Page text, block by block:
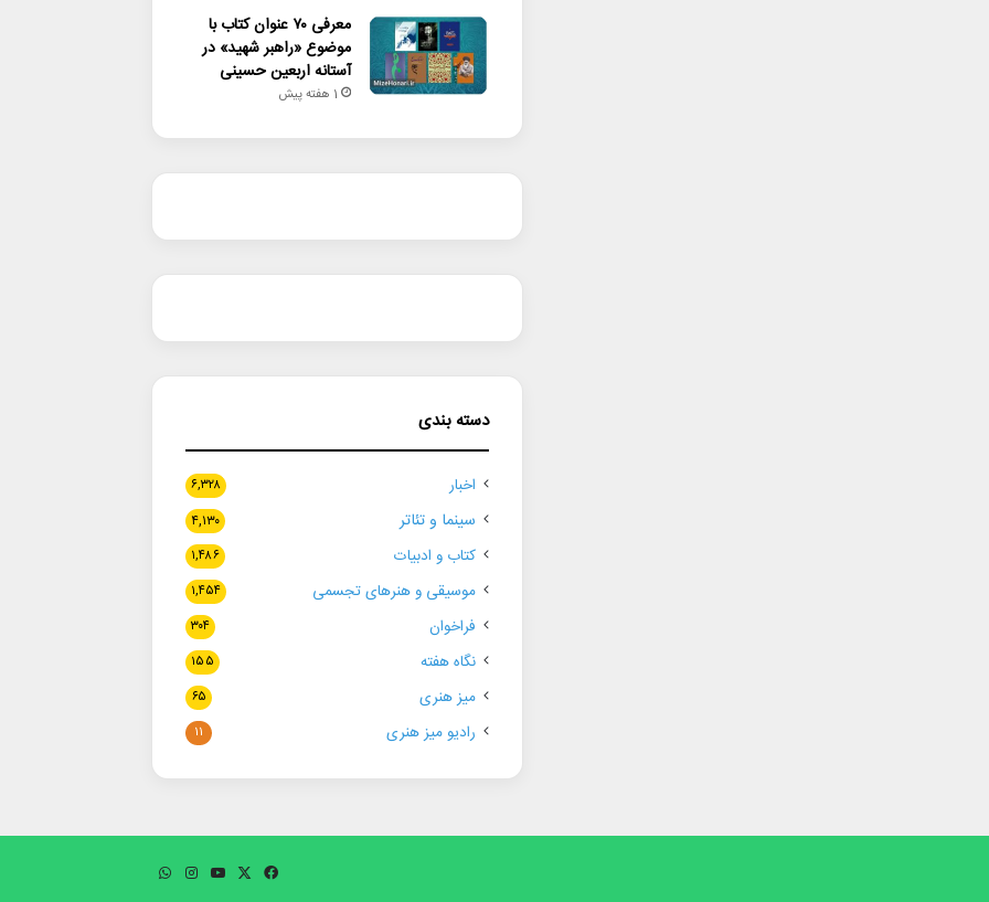
معرفی ۷۰ عنوان کتاب با
موضوع «راهبر شهید» در
آستانه اربعین حسینی
1 هفته پیش
دسته بندی
اخبار ۶,۳۲۸
سینما و تئاتر ۴,۱۳۰
کتاب و ادبیات ۱,۴۸۶
موسیقی و هنرهای تجسمی ۱,۴۵۴
فراخوان ۳۰۴
نگاه هفته ۱۵۵
میز هنری ۶۵
رادیو میز هنری ۱۱
فیسبوکایکس یوتیوباینستاگرام